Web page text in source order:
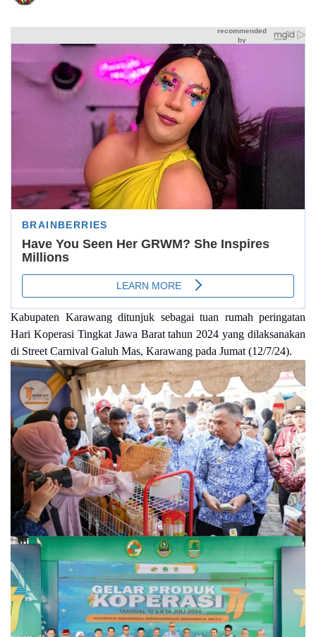
Kabupaten Karawang ditunjuk sebagai tuan rumah peringatan
Hari Koperasi Tingkat Jawa Barat tahun 2024 yang dilaksanakan
di Street Carnival Galuh Mas, Karawang pada Jumat (12/7/24).